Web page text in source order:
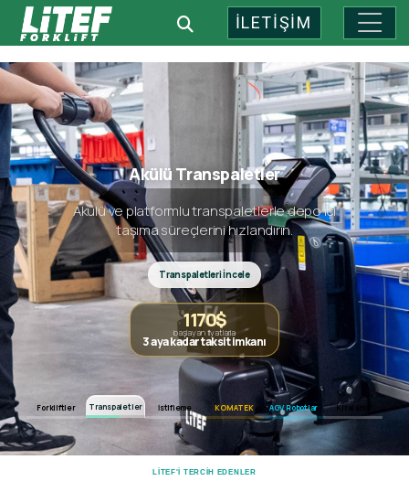
İLETİŞİM
Endüstriyel Depo
Forkliftler Transpaletler İstifleme KOMATEK AGV Robotlar Kiralama
Akülü Transpaletler
Akülü ve platformlu transpaletlerle depo içi
taşıma süreçlerini hızlandırın.
Transpaletleri İncele
1170$
başlayan fiyatlarla
3 aya kadar taksit imkanı
ForkliftlerTranspaletler
LİTEF'I TERCIH EDENLER